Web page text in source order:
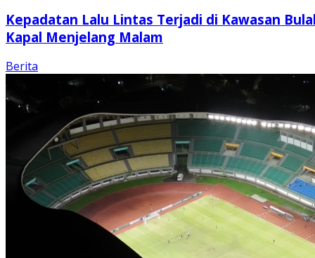
Kepadatan Lalu Lintas Terjadi di Kawasan
Kapal Menjelang Malam
Berita